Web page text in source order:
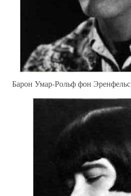
Барон Умар-Рольф фон Эренфельс